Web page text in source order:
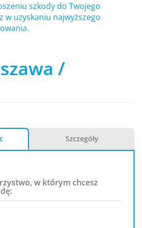
szkody do Twojego
w uzyskaniu najwyższego
/
Szczegóły
w którym chcesz